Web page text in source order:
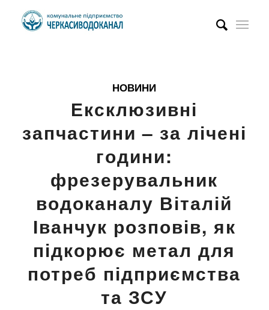
НОВИНИ
Ексклюзивні
запчастини – за лічені
години:
фрезерувальник
водоканалу Віталій
Іванчук розповів, як
підкорює метал для
потреб підприємства
та ЗСУ